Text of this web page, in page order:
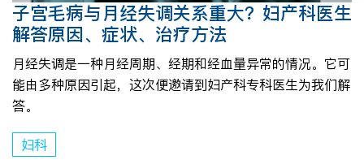
子宫毛病与月经失调关系重大？妇产科医生
解答原因、症状、治疗方法
月经失调是一种月经周期、经期和经血量异常的情况。它可
能由多种原因引起，这次便邀请到妇产科专科医生为我们解
答。
妇科